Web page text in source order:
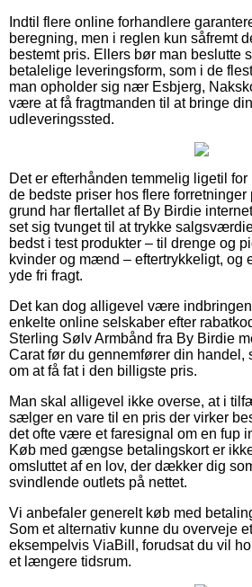
Indtil flere online forhandlere
beregning, men i reglen kun såfremt
bestemt pris. Ellers bør man beslutte
betalelige leveringsform, som i de
man opholder sig nær Esbjerg,
være at få fragtmanden til at bringe
udleveringssted.
Det er efterhånden temmelig ligetil for
de bedste priser hos flere forretninger
grund har flertallet af By Birdie
set sig tvunget til at trykke
bedst i test produkter – til drenge og
kvinder og mænd – eftertrykkeligt, og
yde fri fragt.
Det kan dog alligevel være
enkelte online selskaber efter
Sterling Sølv Armbånd fra By Birdie
Carat før du gennemfører din handel,
om at få fat i den billigste pris.
Man skal alligevel ikke overse, at i
sælger en vare til en pris der virker
det ofte være et faresignal om en fup
Køb med gængse betalingskort er
omsluttet af en lov, der dækker dig
svindlende outlets på nettet.
Vi anbefaler generelt køb med
Som et alternativ kunne du overveje
eksempelvis ViaBill, forudsat du vil
et længere tidsrum.